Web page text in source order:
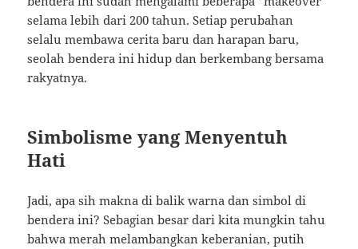
selama lebih dari 200 tahun. Setiap perubahan
selalu membawa cerita baru dan harapan baru,
seolah bendera ini hidup dan berkembang bersama
rakyatnya.
Simbolisme yang Menyentuh
Hati
Jadi, apa sih makna di balik warna dan simbol di
bendera ini? Sebagian besar dari kita mungkin tahu
bahwa merah melambangkan keberanian, putih